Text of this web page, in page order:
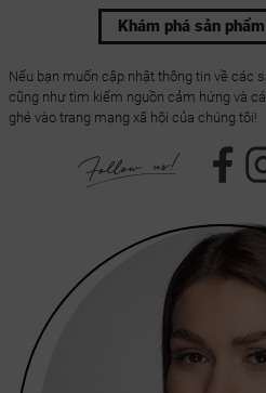
Khám phá sản
Nếu bạn muốn cập nhật thông tin về các
cũng như tìm kiếm nguồn cảm hứng và
ghé vào trang mạng xã hội của chúng tôi!